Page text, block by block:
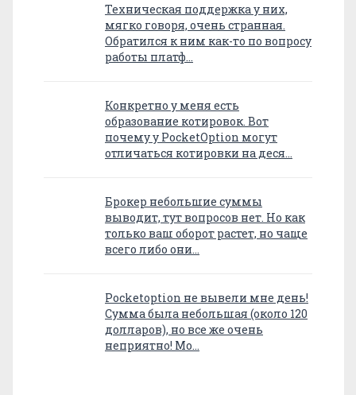
Техническая поддержка у них,
мягко говоря, очень странная.
Обратился к ним как-то по вопросу
работы платф…
Конкретно у меня есть
образование котировок. Вот
почему у PocketOption могут
отличаться котировки на деся…
Брокер небольшие суммы
выводит, тут вопросов нет. Но как
только ваш оборот растет, но чаще
всего либо они…
Pocketoption не вывели мне день!
Сумма была небольшая (около 120
долларов), но все же очень
неприятно! Мо…